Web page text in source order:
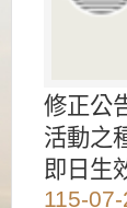
修正公
活動之
即日生
115-